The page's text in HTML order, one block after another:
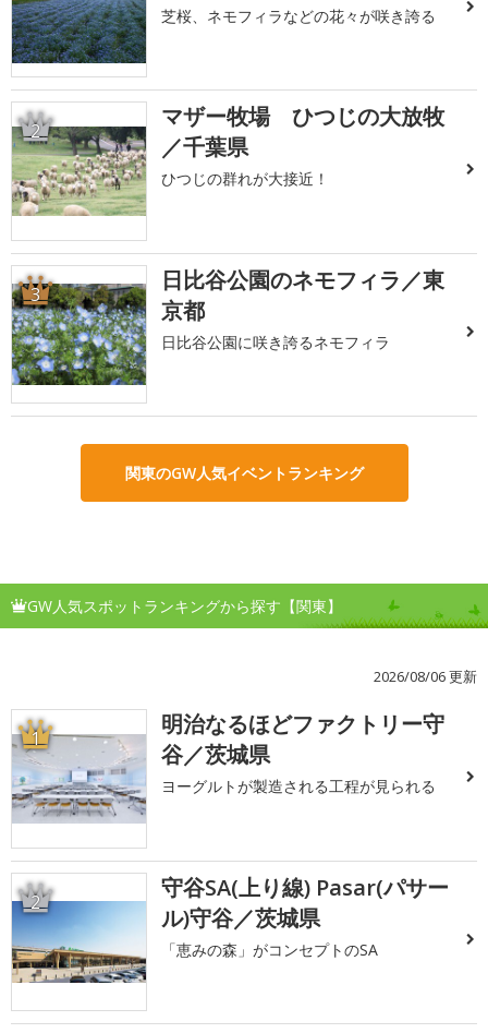
芝桜、ネモフィラなどの花々が咲き誇る
2
マザー牧場 ひつじの大放牧
／千葉県
ひつじの群れが大接近！
3
日比谷公園のネモフィラ／東
京都
日比谷公園に咲き誇るネモフィラ
関東のGW人気イベントランキング
GW人気スポットランキングから探す【関東】
2026/08/06 更新
1
明治なるほどファクトリー守
谷／茨城県
ヨーグルトが製造される工程が見られる
2
守谷SA(上り線) Pasar(パサー
ル)守谷／茨城県
「恵みの森」がコンセプトのSA